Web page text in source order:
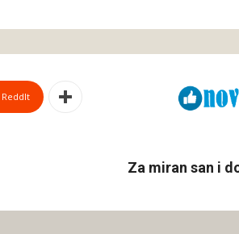
ReddIt
Za miran san i